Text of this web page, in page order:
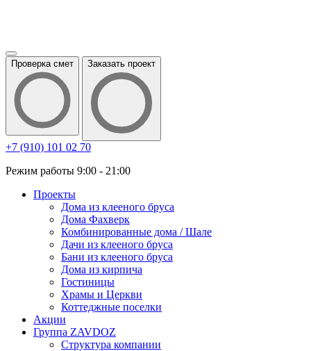
Проверка смет Заказать проект
+7 (910) 101 02 70
Режим работы 9:00 - 21:00
Проекты
Дома из клееного бруса
Дома Фахверк
Комбинированные дома / Шале
Дачи из клееного бруса
Бани из клееного бруса
Дома из кирпича
Гостиницы
Храмы и Церкви
Коттеджные поселки
Акции
Группа ZAVDOZ
Структура компании